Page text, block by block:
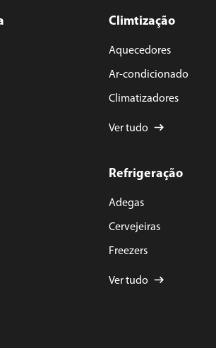
Climtização
Aquecedores
Ar-condicionado
Climatizadores
Ver tudo
Refrigeração
Adegas
Cervejeiras
Freezers
Ver tudo